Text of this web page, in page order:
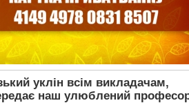
уклін всім викладачам,
наш улюблений